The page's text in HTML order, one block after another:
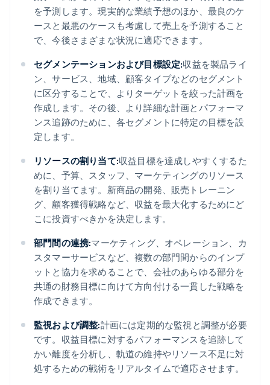
を予測します。現実的な業績予想のほか、最良のケ
ースと最悪のケースも考慮して売上を予測すること
で、今後さまざまな状況に適応できます。
セグメンテーションおよび目標設定:収益を製品ライ
ン、サービス、地域、顧客タイプなどのセグメント
に区分することで、よりターゲットを絞った計画を
作成します。その後、より詳細な計画とパフォーマ
ンス追跡のために、各セグメントに特定の目標を設
定します。
リソースの割り当て:収益目標を達成しやすくするた
めに、予算、スタッフ、マーケティングのリソース
を割り当てます。新商品の開発、販売トレーニン
グ、顧客獲得戦略など、収益を最大化するためにど
こに投資すべきかを決定します。
部門間の連携:マーケティング、オペレーション、カ
スタマーサービスなど、複数の部門間からのインプ
ットと協力を求めることで、会社のあらゆる部分を
共通の財務目標に向けて方向付ける一貫した戦略を
作成できます。
監視および調整:計画には定期的な監視と調整が必要
です。収益目標に対するパフォーマンスを追跡して
かい離度を分析し、軌道の維持やリソース不足に対
処するための戦術をリアルタイムで適応させます。